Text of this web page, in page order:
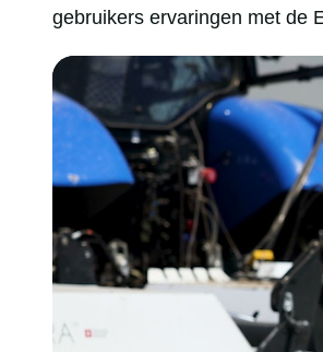
gebruikers ervaringen met de
Klik